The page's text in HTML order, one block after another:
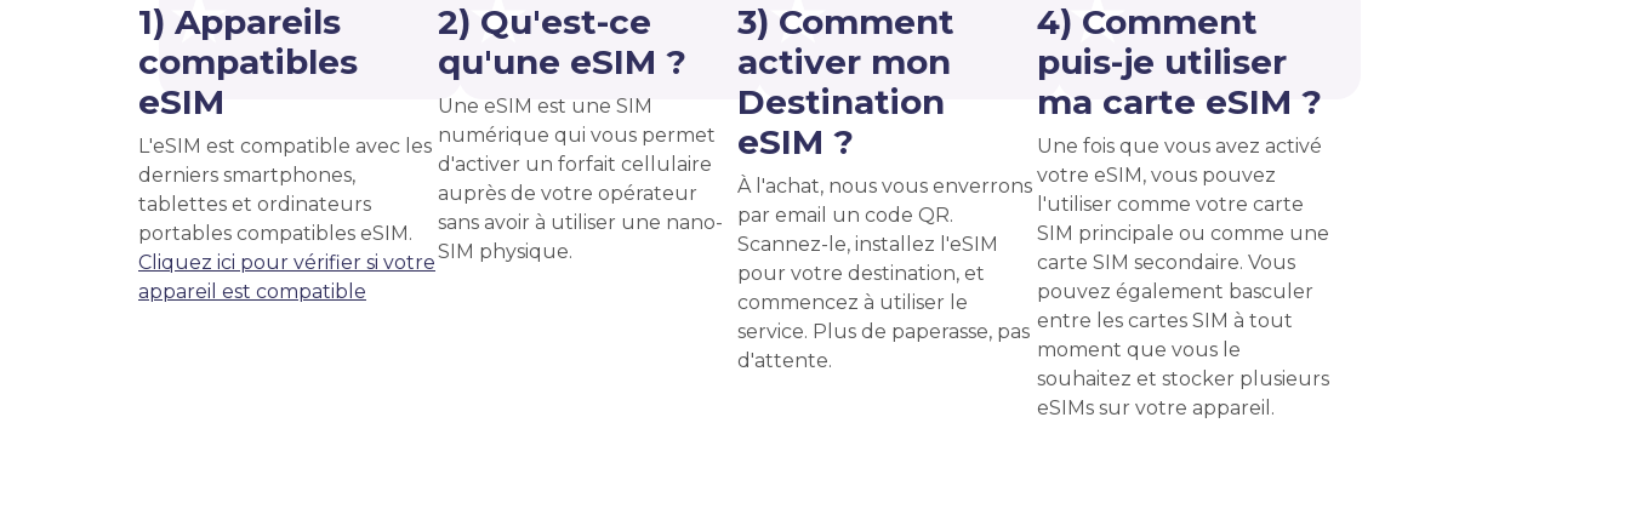
1) Appareils
compatibles
eSIM
L'eSIM est compatible avec les
derniers smartphones,
tablettes et ordinateurs
portables compatibles eSIM.
Cliquez ici pour vérifier si votre
appareil est compatible
2) Qu'est-ce
qu'une eSIM ?
Une eSIM est une SIM
numérique qui vous permet
d'activer un forfait cellulaire
auprès de votre opérateur
sans avoir à utiliser une nano-
SIM physique.
3) Comment
activer mon
Destination
eSIM ?
À l'achat, nous vous enverrons
par email un code QR.
Scannez-le, installez l'eSIM
pour votre destination, et
commencez à utiliser le
service. Plus de paperasse, pas
d'attente.
4) Comment
puis-je utiliser
ma carte eSIM ?
Une fois que vous avez activé
votre eSIM, vous pouvez
l'utiliser comme votre carte
SIM principale ou comme une
carte SIM secondaire. Vous
pouvez également basculer
entre les cartes SIM à tout
moment que vous le
souhaitez et stocker plusieurs
eSIMs sur votre appareil.